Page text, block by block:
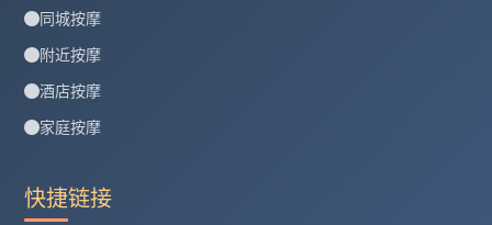
同城按摩
附近按摩
酒店按摩
家庭按摩
快捷链接